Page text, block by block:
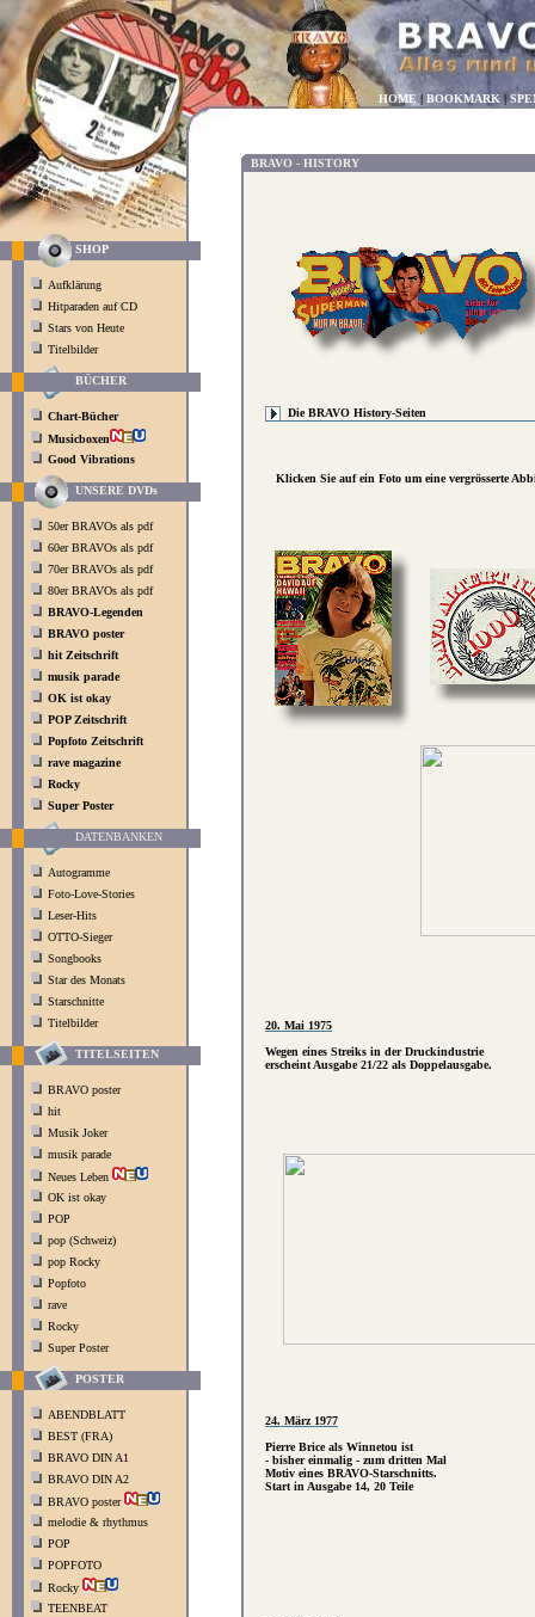
HOME | BOOKMARK |
SHOP
Aufklärung
Hitparaden auf CD
Stars von Heute
Titelbilder
BÜCHER
Chart-Bücher
Musicboxen
Good Vibrations
UNSERE DVDs
50er BRAVOs als pdf
60er BRAVOs als pdf
70er BRAVOs als pdf
80er BRAVOs als pdf
BRAVO-Legenden
BRAVO poster
hit Zeitschrift
musik parade
OK ist okay
POP Zeitschrift
Popfoto Zeitschrift
rave magazine
Rocky
Super Poster
DATENBANKEN
Autogramme
Foto-Love-Stories
Leser-Hits
OTTO-Sieger
Songbooks
Star des Monats
Starschnitte
Titelbilder
TITELSEITEN
BRAVO poster
hit
Musik Joker
musik parade
Neues Leben
OK ist okay
POP
pop (Schweiz)
pop Rocky
Popfoto
rave
Rocky
Super Poster
POSTER
ABENDBLATT
BEST (FRA)
BRAVO DIN A1
BRAVO DIN A2
BRAVO poster
melodie & rhythmus
POP
POPFOTO
Rocky
TEENBEAT
BRAVO - HISTORY
Die BRAVO History-Seiten
Klicken Sie auf ein Foto um eine vergrösserte
20. Mai 1975
Wegen eines Streiks in der Druckindustrie
erscheint Ausgabe 21/22 als Doppelausgabe.
24. März 1977
Pierre Brice als Winnetou ist
- bisher einmalig - zum dritten Mal
Motiv eines BRAVO-Starschnitts.
Start in Ausgabe 14, 20 Teile